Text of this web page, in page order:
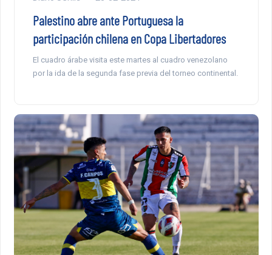
Palestino abre ante Portuguesa la
participación chilena en Copa Libertadores
El cuadro árabe visita este martes al cuadro venezolano
por la ida de la segunda fase previa del torneo continental.